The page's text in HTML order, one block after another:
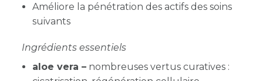
Améliore la pénétration des actifs des soins
suivants
Ingrédients essentiels
aloe vera – nombreuses vertus curatives :